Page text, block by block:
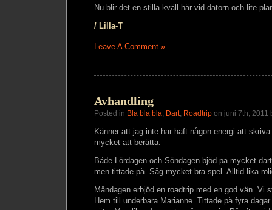
Nu blir det en stilla kväll här vid datorn och lite
/ Lilla-T
Leave A Comment »
Avhandling
Posted in Bla bla bla, Dart, Roadtrip on juni 7th, 2011
Känner att jag inte har haft någon energi att
mycket att berätta.
Både Lördagen och Söndagen bjöd på mycket
men tittade på. Såg mycket bra spel. Alltid lika
Måndagen erbjöd en roadtrip med en god vän. Vi
Hem till underbara Marianne. Tittade på fyra